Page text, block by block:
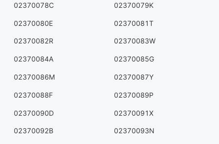
02370078C 02370079K
02370080E 02370081T
02370082R 02370083W
02370084A 02370085G
02370086M 02370087Y
02370088F 02370089P
02370090D 02370091X
02370092B 02370093N